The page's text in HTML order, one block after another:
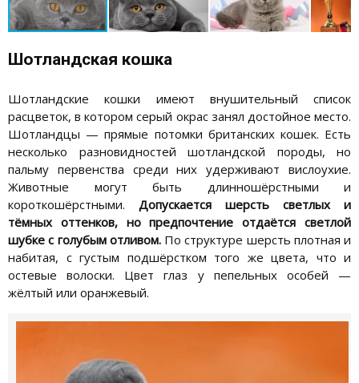
Шотландская кошка
Шотландские кошки имеют внушительный список
расцветок, в котором серый окрас занял достойное место.
Шотландцы — прямые потомки британских кошек. Есть
несколько разновидностей шотландской породы, но
пальму первенства среди них удерживают вислоухие.
Животные могут быть длинношёрстными и
короткошёрстными. Допускается шерсть светлых и
тёмных оттенков, но предпочтение отдаётся светлой
шубке с голубым отливом.По структуре шерсть плотная и
набитая, с густым подшёрстком того же цвета, что и
остевые волоски. Цвет глаз у пепельных особей —
жёлтый или оранжевый.